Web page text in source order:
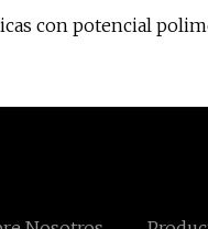
con potencial